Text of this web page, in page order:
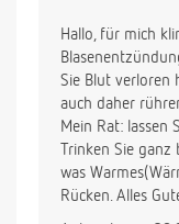
Hallo, für mich
Sie Blut verloren
auch daher
Mein Rat: lassen
Trinken Sie
was
Rücken. Alles